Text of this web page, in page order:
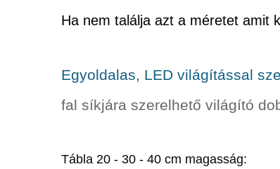
Ha nem találja azt a méretet amit
Egyoldalas, LED világítással
fal síkjára szerelhető világító
Tábla 20 - 30 - 40 cm magasság: